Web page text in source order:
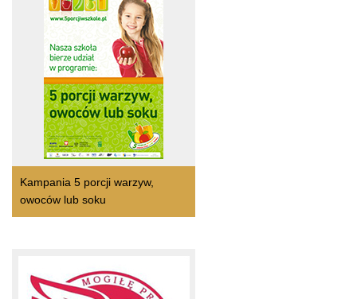
Kampania 5 porcji warzyw,
owoców lub soku